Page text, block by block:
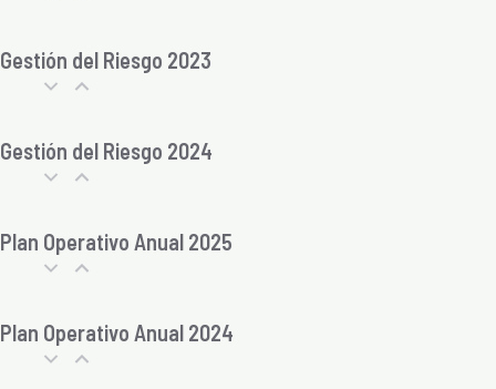
Gestión del Riesgo 2023
Gestión del Riesgo 2024
Plan Operativo Anual 2025
Plan Operativo Anual 2024